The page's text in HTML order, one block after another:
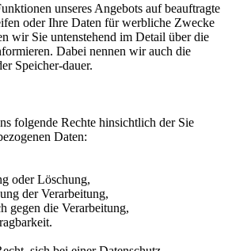
unseres Angebots auf beauftragte
oder Ihre Daten für werbliche Zwecke
wir Sie untenstehend im Detail über die
Dabei nennen wir auch die
Speicher-dauer.
folgende Rechte hinsichtlich der Sie
Daten:
oder Löschung,
der Verarbeitung,
gegen die Verarbeitung,